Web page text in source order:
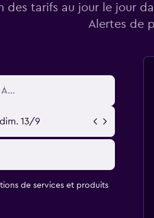
des tarifs au jour le jour
Alertes de
dim. 13/9
de services et produits